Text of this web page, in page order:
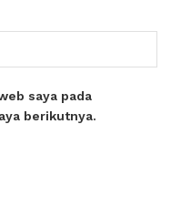
saya pada
berikutnya.